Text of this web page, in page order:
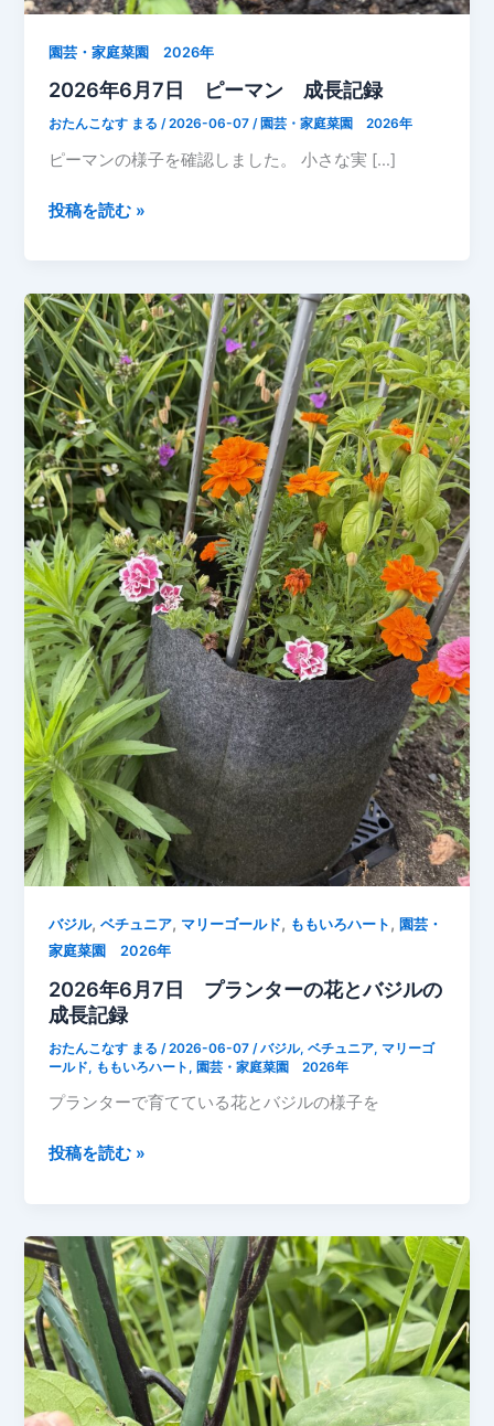
園芸・家庭菜園 2026年
2026年6月7日 ピーマン 成長記録
おたんこなす まる/2026-06-07/ 園芸・家庭菜園 2026年
ピーマンの様子を確認しました。 小さな実 […]
2026
月
7
日
ピ
ー
マ
ン
成
長
記
録
投稿を読む »
バジル,ベチュニア, マリーゴールド, ももいろハート ,園芸・
家庭菜園 2026年
2026年6月7日 プランターの花とバジルの
成長記録
おたんこなす まる /2026-06-07 /バジル,ベチュニア, マリーゴ
ールド, ももいろハート , 園芸・家庭菜園 2026年
プランターで育てている花とバジルの様子を
2026
月
7
日
プ
ラ
ン
タ
ー
投稿を読む »